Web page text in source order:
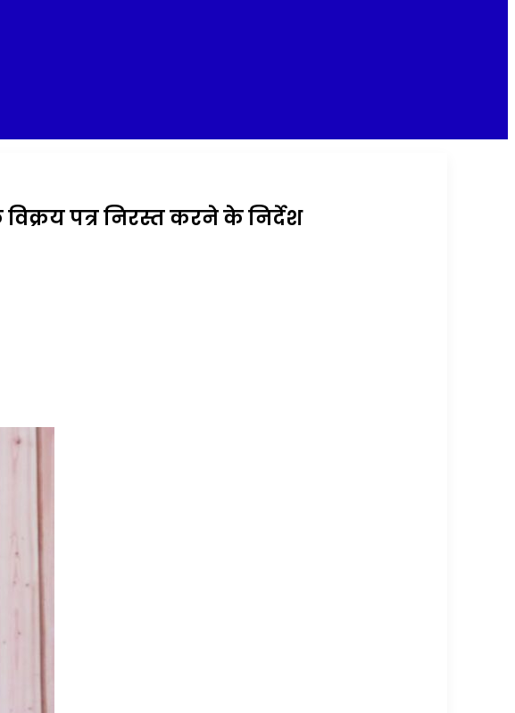
पत्र निरस्त करने के निर्देश